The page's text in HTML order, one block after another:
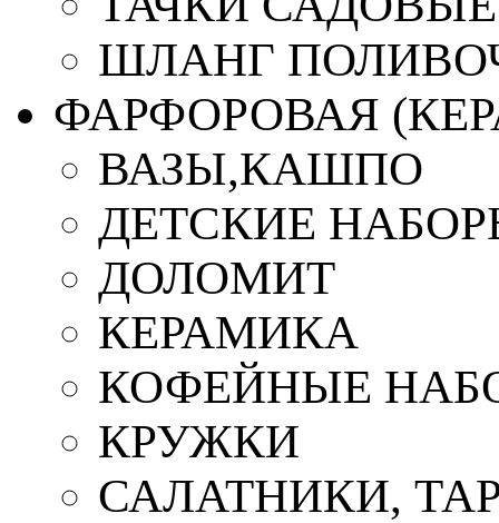
ШЛАНГ
ФАРФОРОВАЯ
ВАЗЫ,КАШПО
ДЕТСКИЕ
ДОЛОМИТ
КЕРАМИКА
КОФЕЙНЫЕ
КРУЖКИ
САЛАТНИКИ,